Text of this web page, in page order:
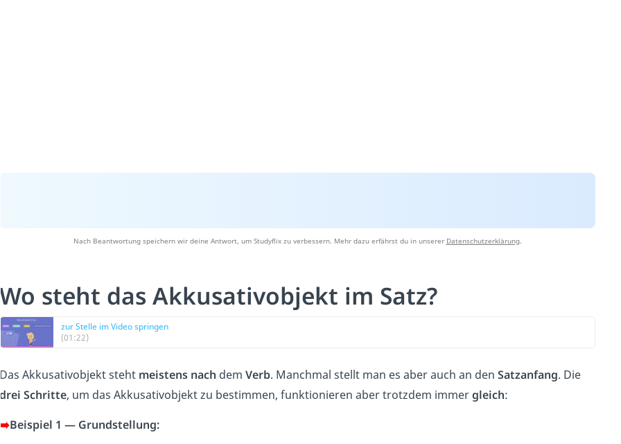
Nach Beantwortung speichern wir deine Antwort, um Studyflix zu verbessern. Mehr dazu erfährst du in unserer Datenschutzerklärung.
Wo steht das Akkusativobjekt im Satz?
zur Stelle im Video springen
(01:22)
Das Akkusativobjekt steht meistens nach dem Verb. Manchmal stellt man es aber auch an den Satzanfang. Die
drei Schritte, um das Akkusativobjekt zu bestimmen, funktionieren aber trotzdem immergleich:
➡️Beispiel 1 — Grundstellung: